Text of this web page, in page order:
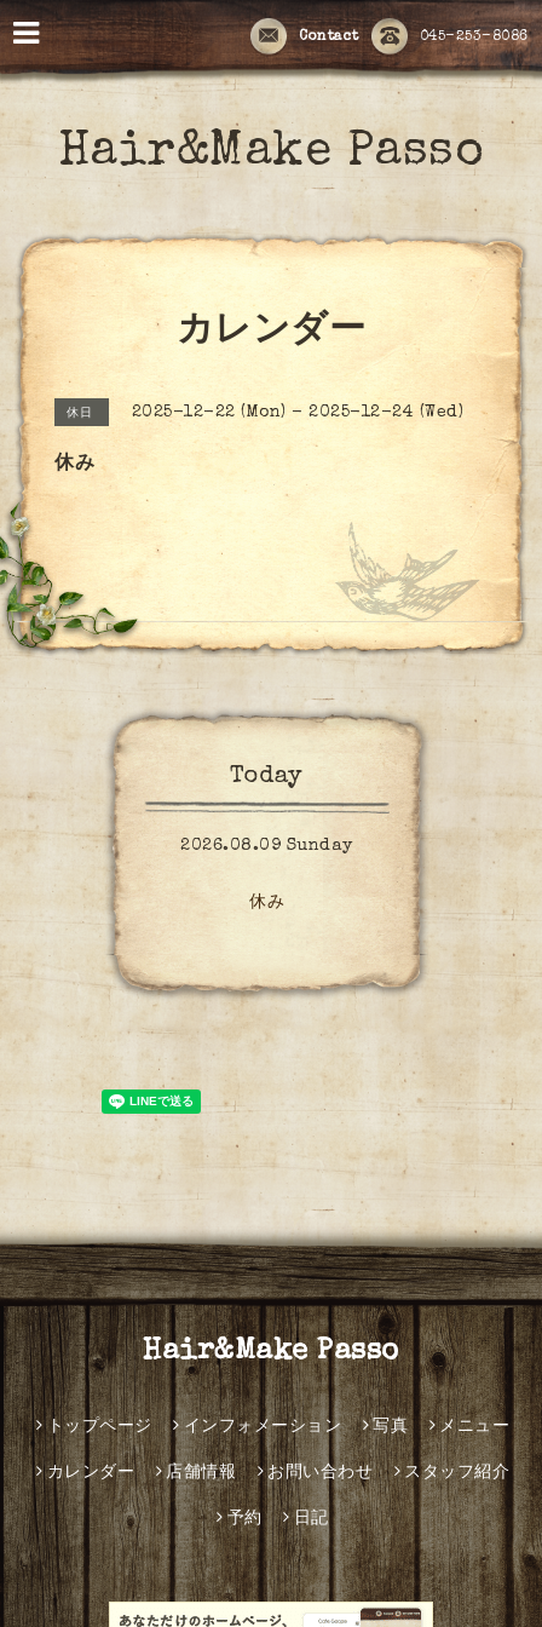
045-253-8086
Contact
Hair&Make Passo
カレンダー
休日 2025-12-22 (Mon) - 2025-12-24 (Wed)
休み
Today
2026.08.09 Sunday
休み
Hair&Make Passo
トップページ インフォメーション 写真 メニュー
カレンダー 店舗情報 お問い合わせ スタッフ紹介
予約 日記